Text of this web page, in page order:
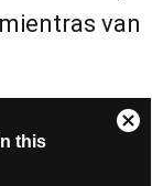
van